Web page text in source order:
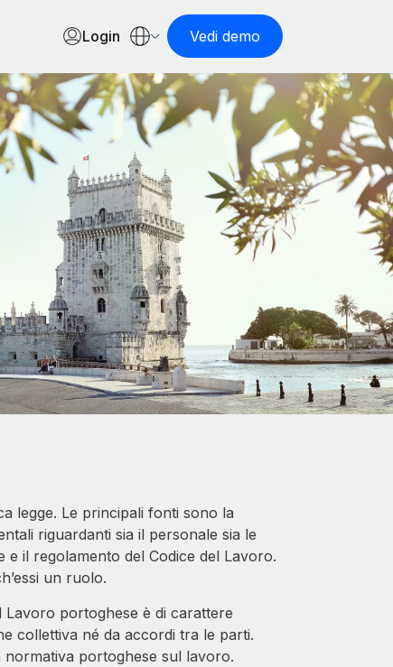
Login Vedi demo
legge. Le principali fonti sono la
riguardanti sia il personale sia le
il regolamento del Codice del Lavoro.
un ruolo.
Lavoro portoghese è di carattere
collettiva né da accordi tra le parti.
portoghese sul lavoro.